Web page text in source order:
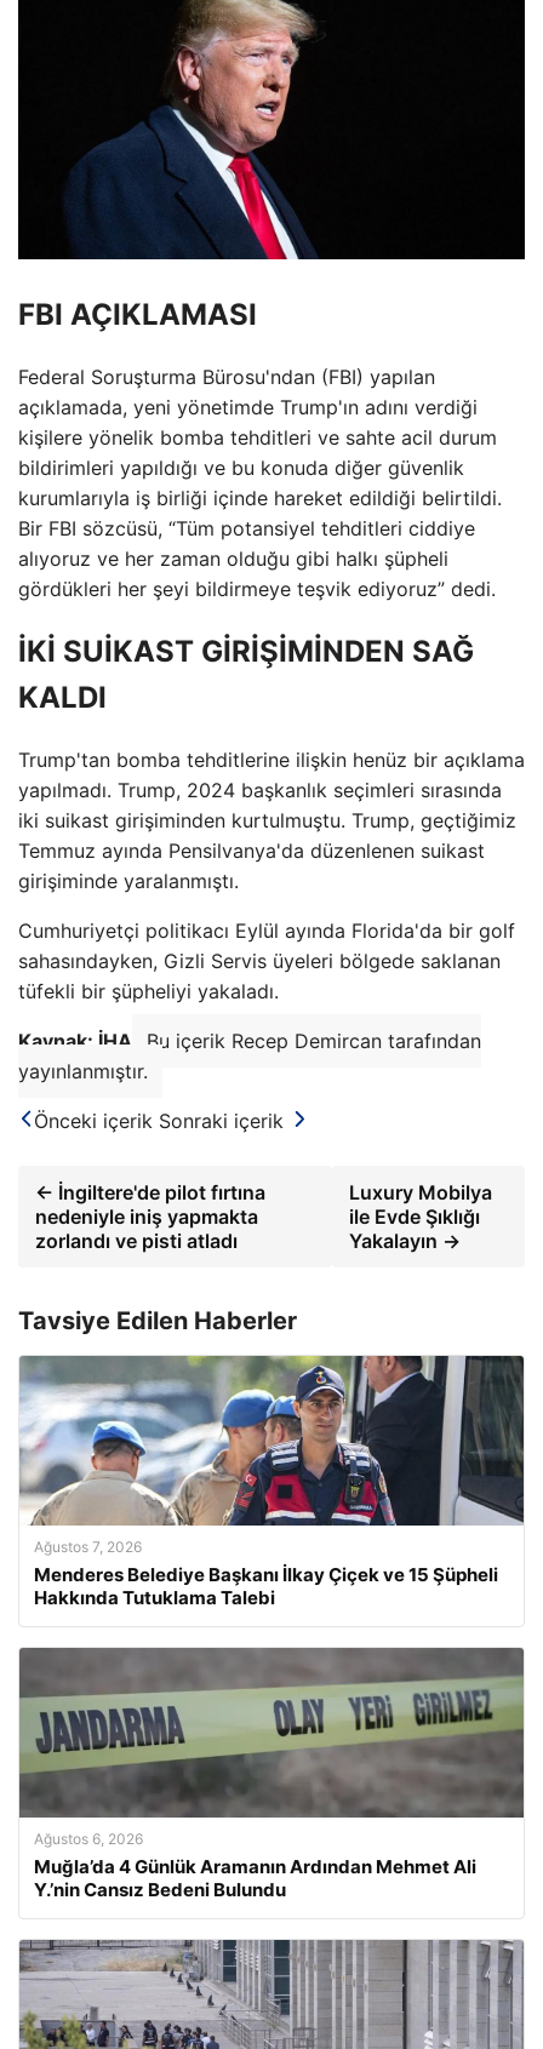
FBI AÇIKLAMASI
Federal Soruşturma Bürosu'ndan (FBI) yapılan
açıklamada, yeni yönetimde Trump'ın adını verdiği
kişilere yönelik bomba tehditleri ve sahte acil durum
bildirimleri yapıldığı ve bu konuda diğer güvenlik
kurumlarıyla iş birliği içinde hareket edildiği belirtildi.
Bir FBI sözcüsü, “Tüm potansiyel tehditleri ciddiye
alıyoruz ve her zaman olduğu gibi halkı şüpheli
gördükleri her şeyi bildirmeye teşvik ediyoruz” dedi.
İKİ SUİKAST GİRİŞİMİNDEN SAĞ
KALDI
Trump'tan bomba tehditlerine ilişkin henüz bir açıklama
yapılmadı. Trump, 2024 başkanlık seçimleri sırasında
iki suikast girişiminden kurtulmuştu. Trump, geçtiğimiz
Temmuz ayında Pensilvanya'da düzenlenen suikast
girişiminde yaralanmıştı.
Cumhuriyetçi politikacı Eylül ayında Florida'da bir golf
sahasındayken, Gizli Servis üyeleri bölgede saklanan
tüfekli bir şüpheliyi yakaladı.
Kaynak: İHA
Bu içerik Recep Demircan tarafından
yayınlanmıştır.
Önceki içerik Sonraki içerik
← İngiltere'de pilot fırtına
nedeniyle iniş yapmakta
zorlandı ve pisti atladı
Luxury Mobilya
ile Evde Şıklığı
Yakalayın →
Tavsiye Edilen Haberler
Ağustos 7, 2026
Menderes Belediye Başkanı İlkay Çiçek ve 15 Şüpheli
Hakkında Tutuklama Talebi
Ağustos 6, 2026
Muğla’da 4 Günlük Aramanın Ardından Mehmet Ali
Y.’nin Cansız Bedeni Bulundu